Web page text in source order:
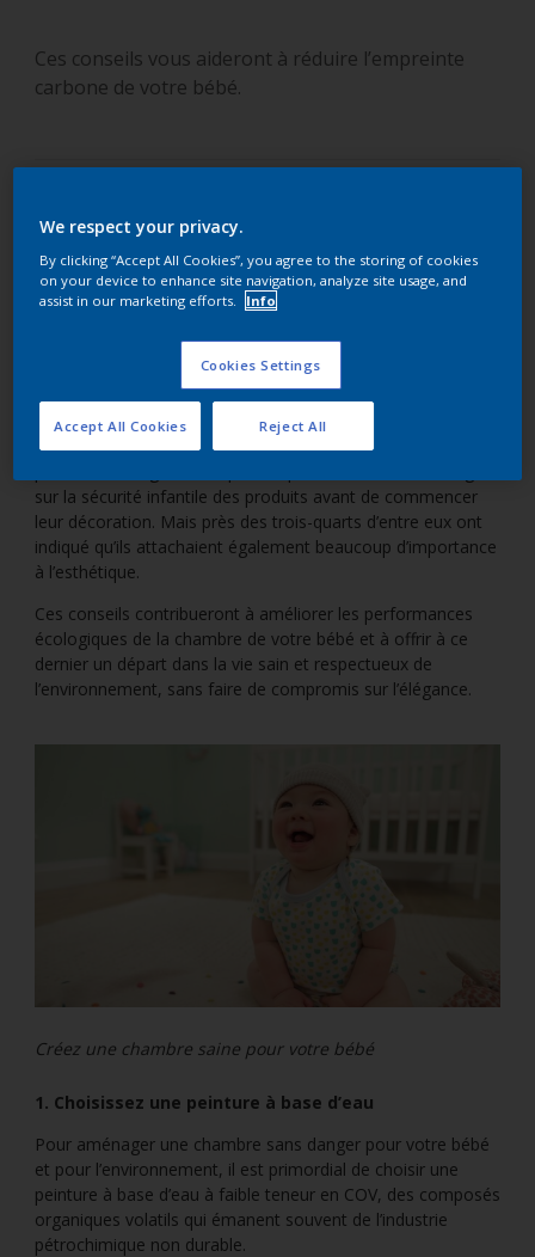
Ces conseils vous aideront à réduire l’empreinte
carbone de votre bébé.
« Comment faire pour créer une chambre de bébé
écologique et élégante ? »
Les familles respectueuses de l’environnement se soucient
utiliser ? Et quelle décoration choisir pour protéger la santé
de leur bébé et la planète ?
Selon une étude Dulux Valentine, plus de la moitié des
sur la sécurité infantile des produits avant de commencer
leur décoration. Mais près des trois-quarts d’entre eux ont
indiqué qu’ils attachaient également beaucoup d’importance
à l’esthétique.
Ces conseils contribueront à améliorer les performances
écologiques de la chambre de votre bébé et à offrir à ce
dernier un départ dans la vie sain et respectueux de
l’environnement, sans faire de compromis sur l’élégance.
Créez une chambre saine pour votre bébé
1. Choisissez une peinture à base d’eau
Pour aménager une chambre sans danger pour votre bébé
et pour l’environnement, il est primordial de choisir une
peinture à base d’eau à faible teneur en COV, des composés
organiques volatils qui émanent souvent de l’industrie
pétrochimique non durable.
We respect your privacy.
By clicking “Accept All Cookies”, you agree to the storing of cookies
on your device to enhance site navigation, analyze site usage, and
assist in our marketing efforts.
Info
Cookies Settings
Reject All
Accept All Cookies